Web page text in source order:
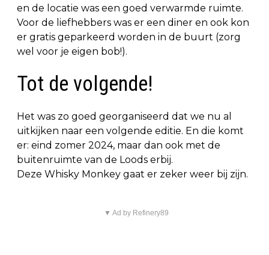
en de locatie was een goed verwarmde ruimte.
Voor de liefhebbers was er een diner en ook kon
er gratis geparkeerd worden in de buurt (zorg
wel voor je eigen bob!).
Tot de volgende!
Het was zo goed georganiseerd dat we nu al
uitkijken naar een volgende editie. En die komt
er: eind zomer 2024, maar dan ook met de
buitenruimte van de Loods erbij.
Deze Whisky Monkey gaat er zeker weer bij zijn.
▼ Ad by Refinery89